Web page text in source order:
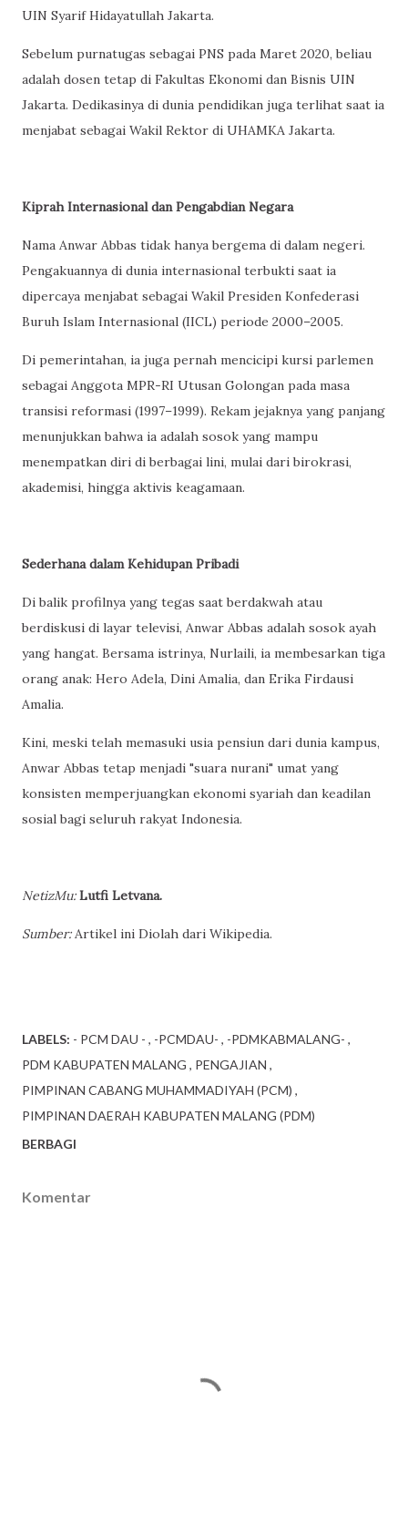
UIN Syarif Hidayatullah Jakarta.
Sebelum purnatugas sebagai PNS pada Maret 2020, beliau
adalah dosen tetap di Fakultas Ekonomi dan Bisnis UIN
Jakarta. Dedikasinya di dunia pendidikan juga terlihat saat ia
menjabat sebagai Wakil Rektor di UHAMKA Jakarta.
Kiprah Internasional dan Pengabdian Negara
Nama Anwar Abbas tidak hanya bergema di dalam negeri.
Pengakuannya di dunia internasional terbukti saat ia
dipercaya menjabat sebagai Wakil Presiden Konfederasi
Buruh Islam Internasional (IICL) periode 2000–2005.
Di pemerintahan, ia juga pernah mencicipi kursi parlemen
sebagai Anggota MPR-RI Utusan Golongan pada masa
transisi reformasi (1997–1999). Rekam jejaknya yang panjang
menunjukkan bahwa ia adalah sosok yang mampu
menempatkan diri di berbagai lini, mulai dari birokrasi,
akademisi, hingga aktivis keagamaan.
Sederhana dalam Kehidupan Pribadi
Di balik profilnya yang tegas saat berdakwah atau
berdiskusi di layar televisi, Anwar Abbas adalah sosok ayah
yang hangat. Bersama istrinya, Nurlaili, ia membesarkan tiga
orang anak: Hero Adela, Dini Amalia, dan Erika Firdausi
Amalia.
Kini, meski telah memasuki usia pensiun dari dunia kampus,
Anwar Abbas tetap menjadi "suara nurani" umat yang
konsisten memperjuangkan ekonomi syariah dan keadilan
sosial bagi seluruh rakyat Indonesia.
NetizMu: Lutfi Letvana.
Sumber:Artikel ini Diolah dari Wikipedia.
LABELS: - PCM DAU - -PCMDAU-
-PDMKABMALANG-
PDM KABUPATEN MALANG
PENGAJIAN
PIMPINAN CABANG MUHAMMADIYAH (PCM)
PIMPINAN DAERAH KABUPATEN MALANG (PDM)
BERBAGI
Komentar